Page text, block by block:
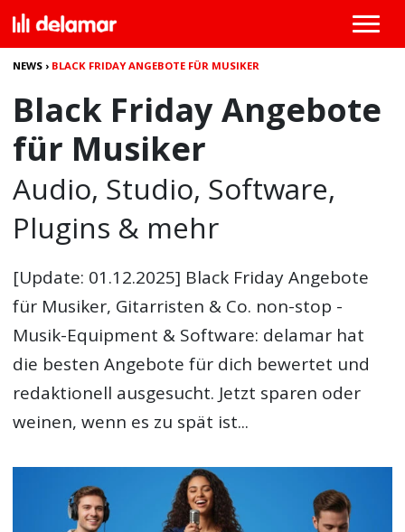
NEWS › BLACK FRIDAY ANGEBOTE FÜR MUSIKER
Black Friday Angebote
für Musiker
Audio, Studio, Software,
Plugins & mehr
[Update: 01.12.2025] Black Friday Angebote
für Musiker, Gitarristen & Co. non-stop -
Musik-Equipment & Software: delamar hat
die besten Angebote für dich bewertet und
redaktionell ausgesucht. Jetzt sparen oder
weinen, wenn es zu spät ist...